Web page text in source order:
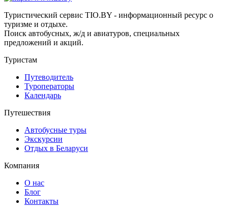
Туристический сервис TIO.BY - информационный ресурс о
туризме и отдыхе.
Поиск автобусных, ж/д и авиатуров, специальных
предложений и акций.
Туристам
Путеводитель
Туроператоры
Календарь
Путешествия
Автобусные туры
Экскурсии
Отдых в Беларуси
Компания
О нас
Блог
Контакты